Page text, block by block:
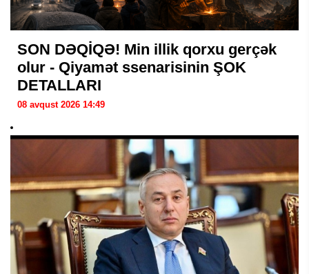
SON DƏQİQƏ! Min illik qorxu gerçək
olur - Qiyamət ssenarisinin ŞOK
DETALLARI
08 avqust 2026 14:49